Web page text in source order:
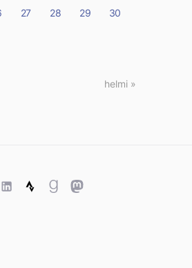
27 28 29 30
helmi »
WordPress
StravaGoodreads
Mastodon